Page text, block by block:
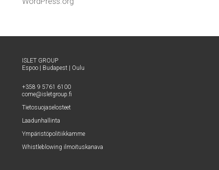
ISLET GROUP
Espoo| Buda­pest| Oulu
+358 9 5761 6100
come@​isletgroup.​fi
Tie­to­suo­ja­se­los­teet
Laa­dun­hal­lin­ta
Ympä­ris­tö­po­li­tiik­kam­me
Whist­le­blowing ilmoituskanava